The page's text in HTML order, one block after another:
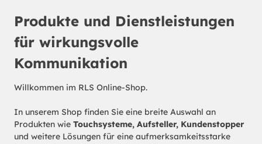
Produkte und Dienstleistungen
für wirkungsvolle
Kommunikation
Willkommen im RLS Online-Shop.
In unserem Shop finden Sie eine breite Auswahl an
Produkten wie Touchsysteme, Aufsteller, Kundenstopper
und weitere Lösungen für eine aufmerksamkeitsstarke